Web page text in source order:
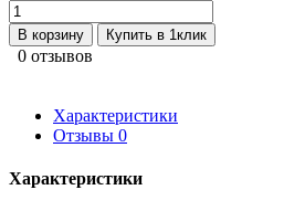
В корзину Купить в 1клик
0 отзывов
Характеристики
Отзывы 0
Характеристики